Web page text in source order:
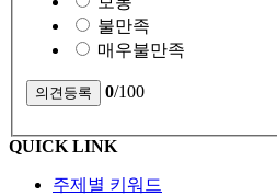
불만족
매우불만족
0/100
QUICK LINK
주제별 키워드